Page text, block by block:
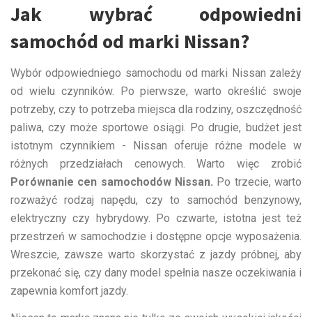
Jak wybrać odpowiedni
samochód od marki Nissan?
Wybór odpowiedniego samochodu od marki Nissan zależy
od wielu czynników. Po pierwsze, warto określić swoje
potrzeby, czy to potrzeba miejsca dla rodziny, oszczędność
paliwa, czy może sportowe osiągi. Po drugie, budżet jest
istotnym czynnikiem - Nissan oferuje różne modele w
różnych przedziałach cenowych. Warto więc zrobić
Porównanie cen samochodów Nissan. Po trzecie, warto
rozważyć rodzaj napędu, czy to samochód benzynowy,
elektryczny czy hybrydowy. Po czwarte, istotna jest też
przestrzeń w samochodzie i dostępne opcje wyposażenia.
Wreszcie, zawsze warto skorzystać z jazdy próbnej, aby
przekonać się, czy dany model spełnia nasze oczekiwania i
zapewnia komfort jazdy.